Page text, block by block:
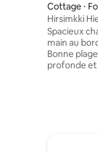
Cottage ⋅
Hirsimkki
Spacieux
main au
Bonne
profonde et
équipé du